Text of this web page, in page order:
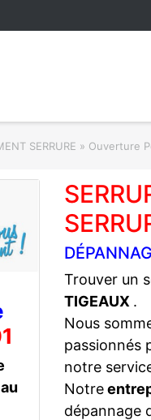
SERRURE » Ouverture
Trouver un
TIGEAUX .
Nous
passionnés
notre
Notre
dépannage